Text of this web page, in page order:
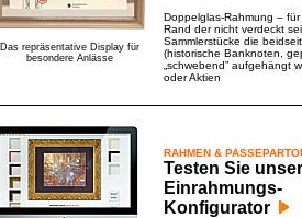
Das repräsentative Display für
besondere Anlässe
Doppelglas-Rahmung –
Rand der nicht verdeckt
Sammlerstücke die
(historische Banknoten,
„schwebend” aufgehängt
oder Aktien
RAHMEN &
Testen Sie
Einrahmungs-
Konfigurator